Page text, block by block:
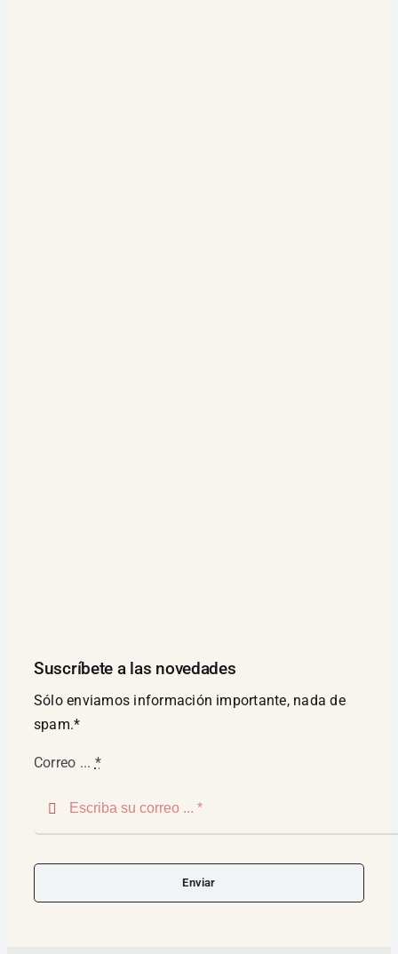
Suscríbete a las novedades
Sólo enviamos información importante, nada de
spam.*
Correo ... *
Enviar